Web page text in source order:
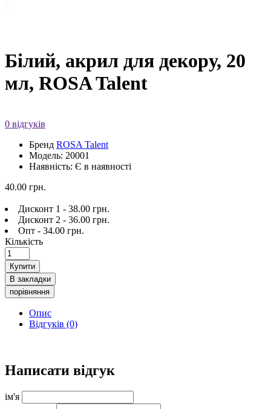
Білий, акрил для декору, 20
мл, ROSA Talent
0 відгуків
Бренд ROSA Talent
Модель: 20001
Наявність: Є в наявності
40.00 грн.
Дисконт 1 - 38.00 грн.
Дисконт 2 - 36.00 грн.
Опт - 34.00 грн.
Кількість
Купити
В закладки
порівняння
Опис
Відгуків (0)
Написати відгук
ім'я